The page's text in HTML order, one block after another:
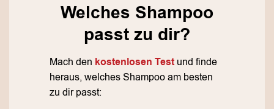
Welches Shampoo
passt zu dir?
Mach den kostenlosen Testund finde
heraus, welches Shampoo am besten
zu dir passt: